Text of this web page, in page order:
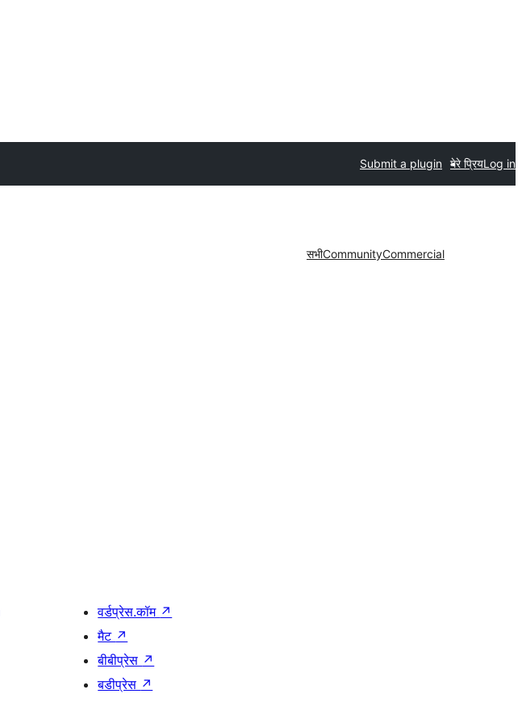
Submit a plugin मेरे प्रियLog in
सभीCommunityCommercial
वर्डप्रेस.कॉम ↗
मैट ↗
बीबीप्रेस ↗
बडीप्रेस ↗